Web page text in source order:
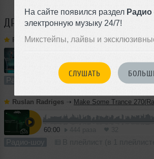
На сайте появился раздел Радио
электронную музыку 24/7!
Микстейпы, лайвы и
СЛУШАТЬ
ДРУГИЕ ТРЕКИRUSLAN RADRIGES
Ruslan Radriges ➝Make Some Trance 302(Radio_Show)
60:00
Радио-шоу В плейлист (в 2
Ruslan Radriges ➝ Make Some Trance 270(Radio_Show)
60:00
Радио-шоу